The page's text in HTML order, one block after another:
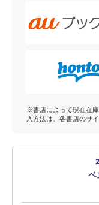
※書店によって現在在
入方法は、各書店のサ
ベ